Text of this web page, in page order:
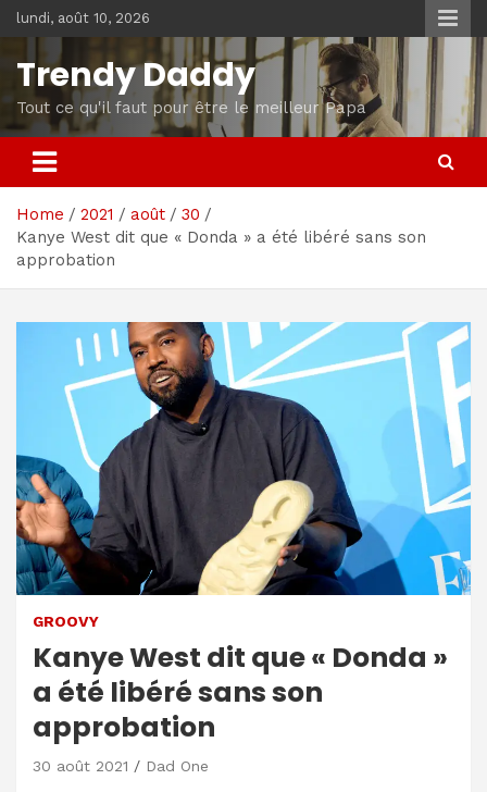
Skip
to
content
lundi, août 10, 2026
Trendy Daddy
Tout ce qu'il faut pour être le meilleur Papa
Home 2021 août
30
Kanye West dit que « Donda » a été libéré sans son
approbation
GROOVY
Kanye West dit que « Donda »
a été libéré sans son
approbation
30 août 2021 Dad One